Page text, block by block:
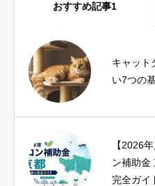
おすすめ記事1
キャット
い7つの
【2026
ン補助金
完全ガイ
種類・
ユーザー
き